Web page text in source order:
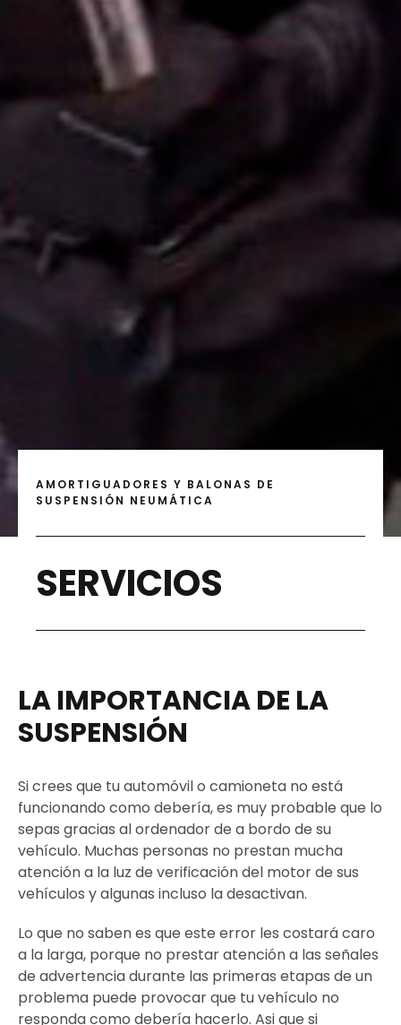
AMORTIGUADORES Y BALONAS DE
SUSPENSIÓN NEUMÁTICA
SERVICIOS
LA IMPORTANCIA DE LA
SUSPENSIÓN
Si crees que tu automóvil o camioneta no está
funcionando como debería, es muy probable que lo
sepas gracias al ordenador de a bordo de su
vehículo. Muchas personas no prestan mucha
atención a la luz de verificación del motor de sus
vehículos y algunas incluso la desactivan.
Lo que no saben es que este error les costará caro
a la larga, porque no prestar atención a las señales
de advertencia durante las primeras etapas de un
problema puede provocar que tu vehículo no
responda como debería hacerlo. Asi que si